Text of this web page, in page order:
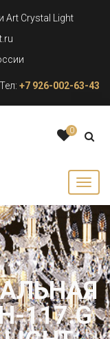
Crystal Light
Тел: +7 926-002-63-43
0
117.G